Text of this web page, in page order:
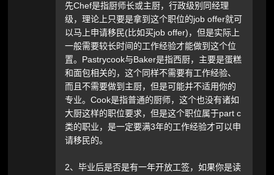
先Chef是指厨师长或主厨，行政级别同经理
级，理论上只要是拿到这个职位的job offer就可
以马上申请移民(比如买job offer)，但是实际上
一般需要较长时间的工作经验才能做到这个位
置。Pastrycook与Baker是指西厨，主要是蛋糕
和面包相关的，这个同样不需要有工作经验、
而且不需要做到主厨，但是可能并不适用你的
专业。Cook是指普通的厨师，这个也没有诸如
大厨这样的职位要求，但是这个职位属于part c
类的职业，是一定要满3年的工作经验才可以申
请移民的。
2、毕业后是否是有一年开放工签，如果你是读